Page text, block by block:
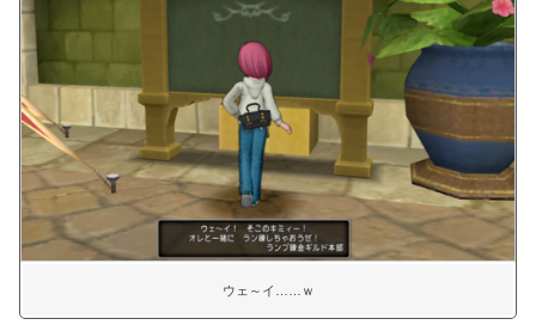
ウェ～イ……ｗ